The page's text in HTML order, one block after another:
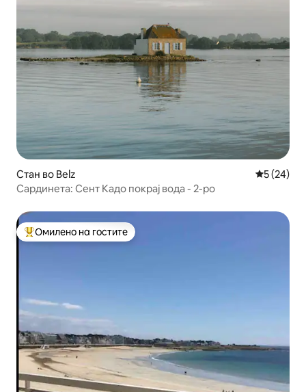
Стан во Belz Просечна
5 (24)
Сардинета: Сент Кадо покрај вода - 2-ро
Меѓу најуспешните „Омилени на гостите“
Омилено на гостите